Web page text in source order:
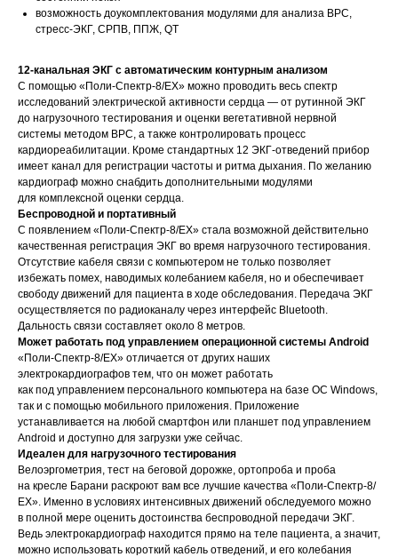
возможность доукомплектования модулями для анализа ВРС,
стресс-ЭКГ, СРПВ, ППЖ, QT
12-канальная ЭКГ с автоматическим контурным анализом
С помощью «Поли-Спектр-8/ЕХ» можно проводить весь спектр
исследований электрической активности сердца — от рутинной ЭКГ
до нагрузочного тестирования и оценки вегетативной нервной
системы методом ВРС, а также контролировать процесс
кардиореабилитации. Кроме стандартных 12 ЭКГ-отведений прибор
имеет канал для регистрации частоты и ритма дыхания. По желанию
кардиограф можно снабдить дополнительными модулями
для комплексной оценки сердца.
Беспроводной и портативный
С появлением «Поли-Спектр-8/ЕХ» стала возможной действительно
качественная регистрация ЭКГ во время нагрузочного тестирования.
Отсутствие кабеля связи с компьютером не только позволяет
избежать помех, наводимых колебанием кабеля, но и обеспечивает
свободу движений для пациента в ходе обследования. Передача ЭКГ
осуществляется по радиоканалу через интерфейс Bluetooth.
Дальность связи составляет около 8 метров.
Может работать под управлением операционной системы Android
«Поли-Спектр-8/ЕХ» отличается от других наших
электрокардиографов тем, что он может работать
как под управлением персонального компьютера на базе ОС Windows,
так и с помощью мобильного приложения. Приложение
устанавливается на любой смартфон или планшет под управлением
Android и доступно для загрузки уже сейчас.
Идеален для нагрузочного тестирования
Велоэргометрия, тест на беговой дорожке, ортопроба и проба
на кресле Барани раскроют вам все лучшие качества «Поли-Спектр-8/
ЕХ». Именно в условиях интенсивных движений обследуемого можно
в полной мере оценить достоинства беспроводной передачи ЭКГ.
Ведь электрокардиограф находится прямо на теле пациента, а значит,
можно использовать короткий кабель отведений, и его колебания